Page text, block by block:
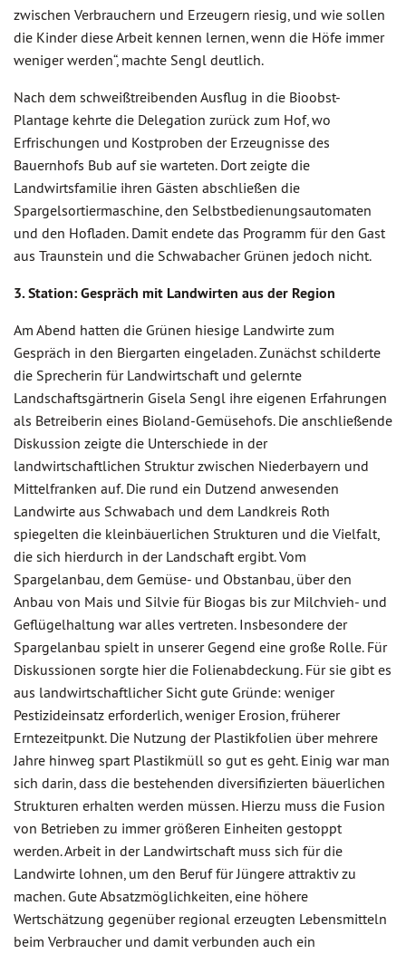
zwischen Verbrauchern und Erzeugern riesig, und wie sollen
die Kinder diese Arbeit kennen lernen, wenn die Höfe immer
weniger werden“, machte Sengl deutlich.
Nach dem schweißtreibenden Ausflug in die Bioobst-
Plantage kehrte die Delegation zurück zum Hof, wo
Erfrischungen und Kostproben der Erzeugnisse des
Bauernhofs Bub auf sie warteten. Dort zeigte die
Landwirtsfamilie ihren Gästen abschließen die
Spargelsortiermaschine, den Selbstbedienungsautomaten
und den Hofladen. Damit endete das Programm für den Gast
aus Traunstein und die Schwabacher Grünen jedoch nicht.
3. Station: Gespräch mit Landwirten aus der Region
Am Abend hatten die Grünen hiesige Landwirte zum
Gespräch in den Biergarten eingeladen. Zunächst schilderte
die Sprecherin für Landwirtschaft und gelernte
Landschaftsgärtnerin Gisela Sengl ihre eigenen Erfahrungen
als Betreiberin eines Bioland-Gemüsehofs. Die anschließende
Diskussion zeigte die Unterschiede in der
landwirtschaftlichen Struktur zwischen Niederbayern und
Mittelfranken auf. Die rund ein Dutzend anwesenden
Landwirte aus Schwabach und dem Landkreis Roth
spiegelten die kleinbäuerlichen Strukturen und die Vielfalt,
die sich hierdurch in der Landschaft ergibt. Vom
Spargelanbau, dem Gemüse- und Obstanbau, über den
Anbau von Mais und Silvie für Biogas bis zur Milchvieh- und
Geflügelhaltung war alles vertreten. Insbesondere der
Spargelanbau spielt in unserer Gegend eine große Rolle. Für
Diskussionen sorgte hier die Folienabdeckung. Für sie gibt es
aus landwirtschaftlicher Sicht gute Gründe: weniger
Pestizideinsatz erforderlich, weniger Erosion, früherer
Erntezeitpunkt. Die Nutzung der Plastikfolien über mehrere
Jahre hinweg spart Plastikmüll so gut es geht. Einig war man
sich darin, dass die bestehenden diversifizierten bäuerlichen
Strukturen erhalten werden müssen. Hierzu muss die Fusion
von Betrieben zu immer größeren Einheiten gestoppt
werden. Arbeit in der Landwirtschaft muss sich für die
Landwirte lohnen, um den Beruf für Jüngere attraktiv zu
machen. Gute Absatzmöglichkeiten, eine höhere
Wertschätzung gegenüber regional erzeugten Lebensmitteln
beim Verbraucher und damit verbunden auch ein